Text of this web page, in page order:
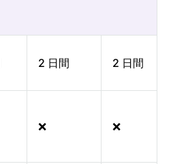
2 日間 2 日間
❌ ❌